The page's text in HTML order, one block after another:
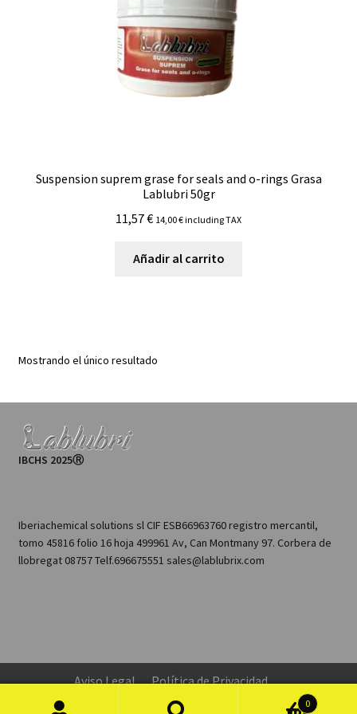
Suspension suprem grase for seals and o-rings Grasa
Lablubri 50gr
11,57€ 14,00€including TAX
Añadir al carrito
Mostrando el único resultado
IBCHS 2025Ⓡ
Iberiachemical solutions sl CIF ESB66963760 registro mercantil,
tomo 45816 folio 16 hoja 499961 Av, Can Montmany 97. Corbera de
llobregat 08757 Telf.696675551 sales@lablubrix.com
0
Aviso Legal
Política de Privacidad
Configuración de Cookies